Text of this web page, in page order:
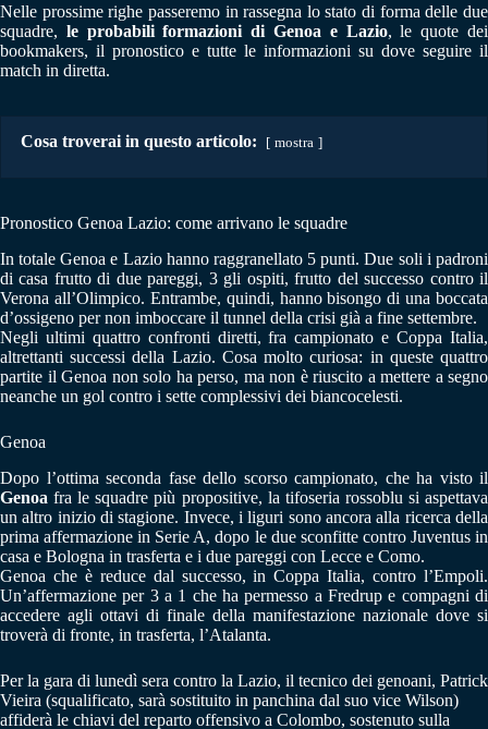
Nelle prossime righe passeremo in rassegna lo stato di forma delle due
squadre, le probabili formazioni di Genoa e Lazio, le quote dei
bookmakers, il pronostico e tutte le informazioni su dove seguire il
match in diretta.
Cosa troverai in questo articolo: mostra
Pronostico Genoa Lazio: come arrivano le squadre
In totale Genoa e Lazio hanno raggranellato 5 punti. Due soli i padroni
di casa frutto di due pareggi, 3 gli ospiti, frutto del successo contro il
Verona all’Olimpico. Entrambe, quindi, hanno bisongo di una boccata
d’ossigeno per non imboccare il tunnel della crisi già a fine settembre.
Negli ultimi quattro confronti diretti, fra campionato e Coppa Italia,
altrettanti successi della Lazio. Cosa molto curiosa: in queste quattro
partite il Genoa non solo ha perso, ma non è riuscito a mettere a segno
neanche un gol contro i sette complessivi dei biancocelesti.
Genoa
Dopo l’ottima seconda fase dello scorso campionato, che ha visto il
Genoa fra le squadre più propositive, la tifoseria rossoblu si aspettava
un altro inizio di stagione. Invece, i liguri sono ancora alla ricerca della
prima affermazione in Serie A, dopo le due sconfitte contro Juventus in
casa e Bologna in trasferta e i due pareggi con Lecce e Como.
Genoa che è reduce dal successo, in Coppa Italia, contro l’Empoli.
Un’affermazione per 3 a 1 che ha permesso a Fredrup e compagni di
accedere agli ottavi di finale della manifestazione nazionale dove si
troverà di fronte, in trasferta, l’Atalanta.
Per la gara di lunedì sera contro la Lazio, il tecnico dei genoani, Patrick
Vieira (squalificato, sarà sostituito in panchina dal suo vice Wilson)
affiderà le chiavi del reparto offensivo a Colombo, sostenuto sulla